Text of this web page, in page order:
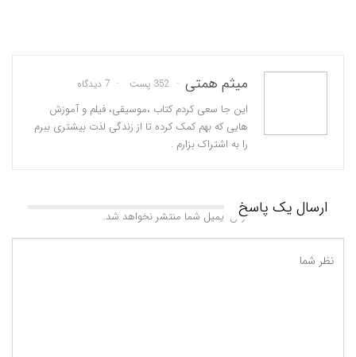
میثم همتی 352 پست 7 دیدگاه
این جا سعی کردم کتاب ،موسیقی، فیلم و آموزش
هایی که بهم کمک کرده تا از زندگی لذت بیشتری ببرم
را به اشتراک بزارم .
ارسال یک پاسخآدرس ایمیل شما منتشر نخواهد شد.